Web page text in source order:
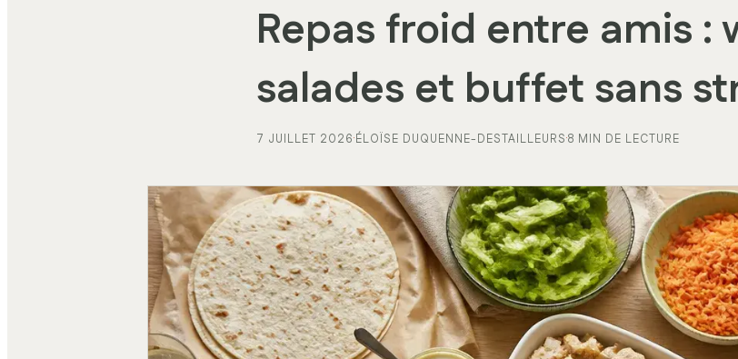
Repas froid entre amis :
salades et buffet sans
7 JUILLET 2026·ÉLOÏSE DUQUENNE-DESTAILLEURS·8 MIN DE LECTURE